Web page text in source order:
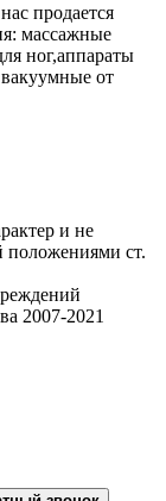
продается
массажные
ног,аппараты
от
и не
положениями ст.
2007-2021